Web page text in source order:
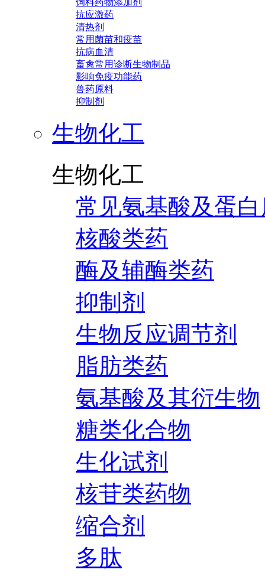
饲料药物添加剂
抗应激药
清热剂
常用菌苗和疫苗
抗病血清
畜禽常用诊断生物制品
影响免疫功能药
兽药原料
抑制剂
生物化工
生物化工
常见氨基酸及蛋
核酸类药
酶及辅酶类药
抑制剂
生物反应调节剂
脂肪类药
氨基酸及其衍生物
糖类化合物
生化试剂
核苷类药物
缩合剂
多肽